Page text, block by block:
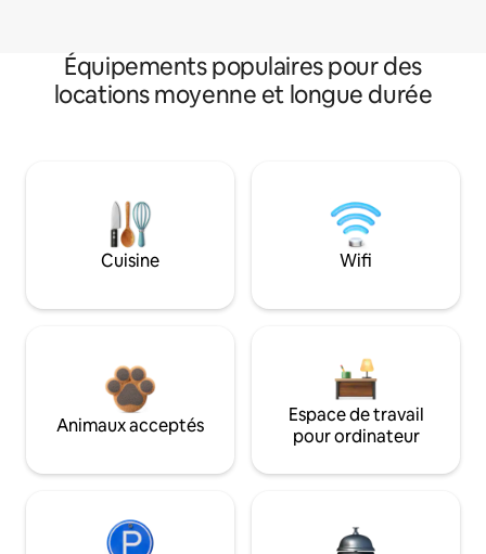
Équipements populaires pour des
locations moyenne et longue durée
Cuisine Wifi
Animaux acceptés
Espace de travail
pour ordinateur